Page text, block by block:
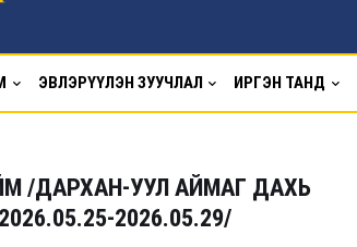
ЭВЛЭРҮҮЛЭН ЗУУЧЛАЛ ИРГЭН ТАНД
/ДАРХАН-УУЛ АЙМАГ ДАХЬ
2026.05.29/